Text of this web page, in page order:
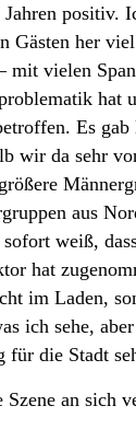
positiv.
Gästen her
mit vielen
hat
Es gab
wir da sehr
aus
weiß,
hat
im Laden,
ich sehe,
für die Stadt
an sich